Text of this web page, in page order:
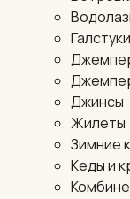
Джинсы
Жилеты
Зимние
Кеды и